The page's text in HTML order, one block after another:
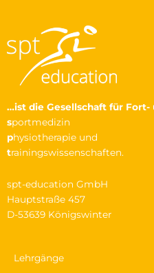
…ist die Gesellschaft für Fort-
sportmedizin
physiotherapie und
trainingswissenschaften.
spt-education GmbH
Hauptstraße 457
D-53639 Königswinter
Lehrgänge